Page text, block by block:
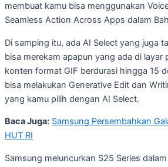
membuat kamu bisa menggunakan
Seamless Action Across Apps dalam
Di samping itu, ada AI Select yang juga
bisa merekam apapun yang ada di layar
konten format GIF berdurasi hingga 15
bisa melakukan Generative Edit dan
yang kamu pilih dengan AI Select.
Baca Juga: Samsung Persembahkan
HUT RI
Samsung meluncurkan S25 Series